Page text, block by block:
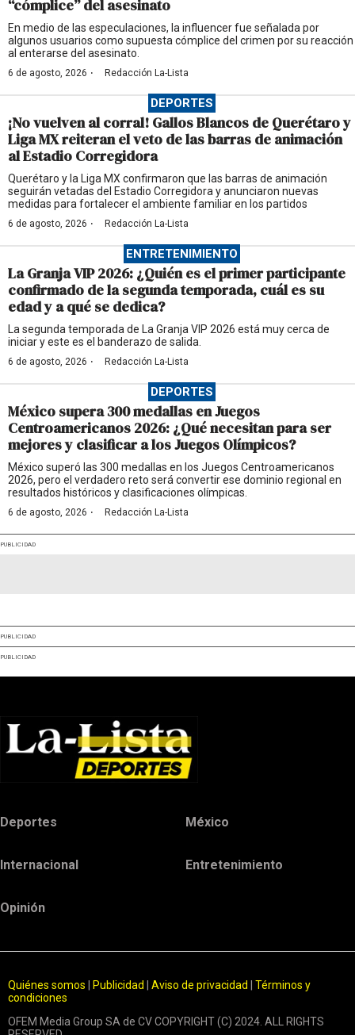
“cómplice” del asesinato
En medio de las especulaciones, la influencer fue señalada por
algunos usuarios como supuesta cómplice del crimen por su reacción
al enterarse del asesinato.
6 de agosto, 2026 · Redacción La-Lista
DEPORTES
¡No vuelven al corral! Gallos Blancos de Querétaro y
Liga MX reiteran el veto de las barras de animación
al Estadio Corregidora
Querétaro y la Liga MX confirmaron que las barras de animación
seguirán vetadas del Estadio Corregidora y anunciaron nuevas
medidas para fortalecer el ambiente familiar en los partidos
6 de agosto, 2026 · Redacción La-Lista
ENTRETENIMIENTO
La Granja VIP 2026: ¿Quién es el primer participante
confirmado de la segunda temporada, cuál es su
edad y a qué se dedica?
La segunda temporada de La Granja VIP 2026 está muy cerca de
iniciar y este es el banderazo de salida.
6 de agosto, 2026 · Redacción La-Lista
DEPORTES
México supera 300 medallas en Juegos
Centroamericanos 2026: ¿Qué necesitan para ser
mejores y clasificar a los Juegos Olímpicos?
México superó las 300 medallas en los Juegos Centroamericanos
2026, pero el verdadero reto será convertir ese dominio regional en
resultados históricos y clasificaciones olímpicas.
6 de agosto, 2026 · Redacción La-Lista
PUBLICIDAD
PUBLICIDAD
PUBLICIDAD
Deportes México
Internacional Entretenimiento
Opinión
Quiénes somos Publicidad Aviso de privacidad
Términos y
condiciones
OFEM Media Group SA de CV COPYRIGHT (C) 2024. ALL RIGHTS